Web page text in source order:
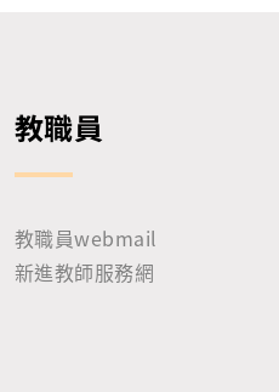
教職員
教職員webmail
新進教師服務網